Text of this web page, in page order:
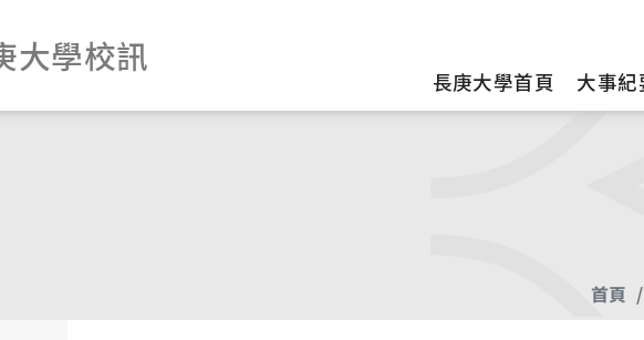
大學校訊
長庚大學首頁 大事紀
首頁